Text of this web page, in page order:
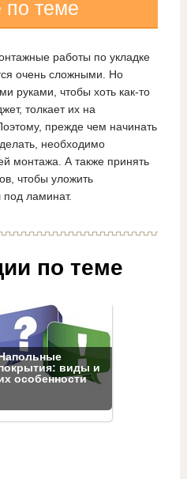
по теме
работы по укладке
очень сложными. Но
руками, чтобы хоть как-то
толкает их на
прежде чем начинать
необходимо
монтажа. А также принять
чтобы уложить
под ламинат.
по теме
виды и
особенности